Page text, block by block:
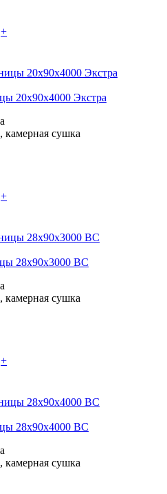
+
20х90х4000 Экстра
камерная сушка
+
28х90х3000 BC
камерная сушка
+
28х90х4000 BC
камерная сушка